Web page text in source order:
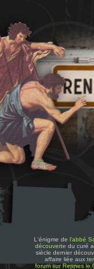
L'énigme de l'abbé
découverte du curé
siècle dernier
affaire liée aux
forum sur Rennes le